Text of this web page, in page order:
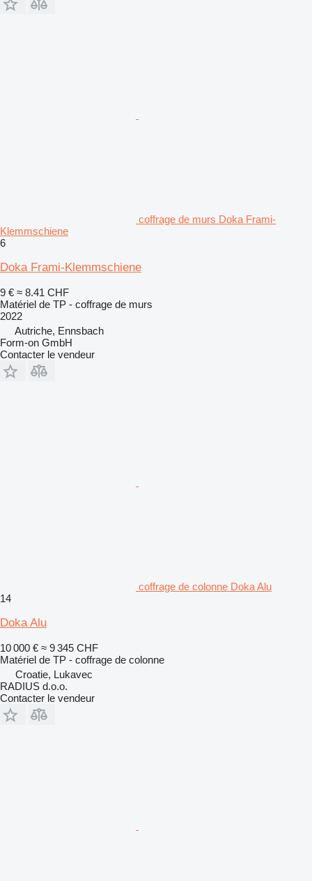
coffrage de murs Doka Frami-
Klemmschiene
6
Doka Frami-Klemmschiene
9 € ≈ 8.41 CHF
Matériel de TP - coffrage de murs
2022
Autriche, Ennsbach
Form-on GmbH
Contacter le vendeur
coffrage de colonne Doka Alu
14
Doka Alu
10 000 € ≈ 9 345 CHF
Matériel de TP - coffrage de colonne
Croatie, Lukavec
RADIUS d.o.o.
Contacter le vendeur